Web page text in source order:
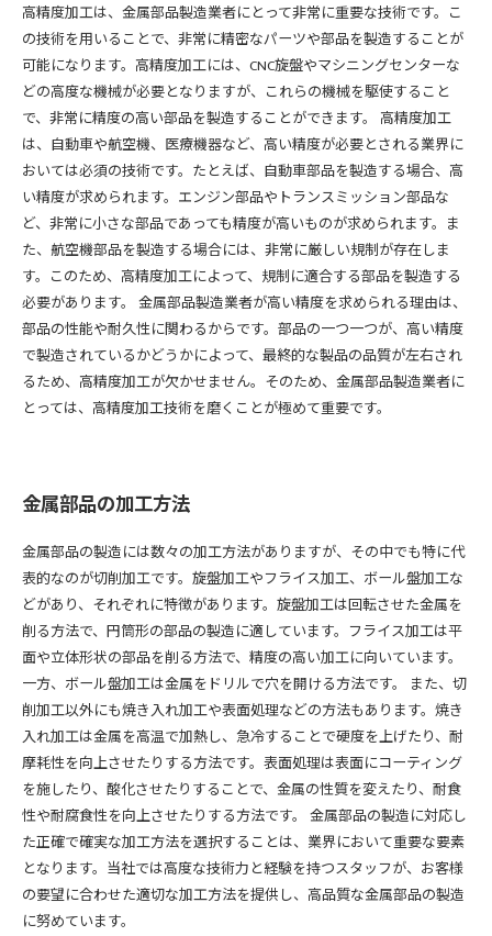
高精度加工は、金属部品製造業者にとって非常に重要な技術です。こ
の技術を用いることで、非常に精密なパーツや部品を製造することが
可能になります。高精度加工には、CNC旋盤やマシニングセンターな
どの高度な機械が必要となりますが、これらの機械を駆使すること
で、非常に精度の高い部品を製造することができます。 高精度加工
は、自動車や航空機、医療機器など、高い精度が必要とされる業界に
おいては必須の技術です。たとえば、自動車部品を製造する場合、高
い精度が求められます。エンジン部品やトランスミッション部品な
ど、非常に小さな部品であっても精度が高いものが求められます。ま
た、航空機部品を製造する場合には、非常に厳しい規制が存在しま
す。このため、高精度加工によって、規制に適合する部品を製造する
必要があります。 金属部品製造業者が高い精度を求められる理由は、
部品の性能や耐久性に関わるからです。部品の一つ一つが、高い精度
で製造されているかどうかによって、最終的な製品の品質が左右され
るため、高精度加工が欠かせません。そのため、金属部品製造業者に
とっては、高精度加工技術を磨くことが極めて重要です。
金属部品の加工方法
金属部品の製造には数々の加工方法がありますが、その中でも特に代
表的なのが切削加工です。旋盤加工やフライス加工、ボール盤加工な
どがあり、それぞれに特徴があります。旋盤加工は回転させた金属を
削る方法で、円筒形の部品の製造に適しています。フライス加工は平
面や立体形状の部品を削る方法で、精度の高い加工に向いています。
一方、ボール盤加工は金属をドリルで穴を開ける方法です。 また、切
削加工以外にも焼き入れ加工や表面処理などの方法もあります。焼き
入れ加工は金属を高温で加熱し、急冷することで硬度を上げたり、耐
摩耗性を向上させたりする方法です。表面処理は表面にコーティング
を施したり、酸化させたりすることで、金属の性質を変えたり、耐食
性や耐腐食性を向上させたりする方法です。 金属部品の製造に対応し
た正確で確実な加工方法を選択することは、業界において重要な要素
となります。当社では高度な技術力と経験を持つスタッフが、お客様
の要望に合わせた適切な加工方法を提供し、高品質な金属部品の製造
に努めています。